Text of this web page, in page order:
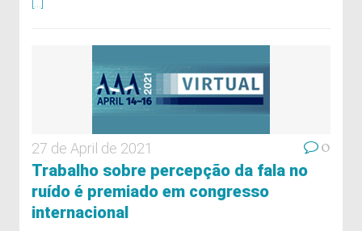
27 de April de 2021 0
Trabalho sobre percepção da fala no
ruído é premiado em congresso
internacional